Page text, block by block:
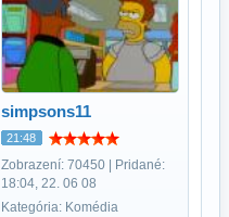
simpsons11
21:48
Zobrazení: 70450 | Pridané:
18:04, 22. 06 08
Kategória: Komédia